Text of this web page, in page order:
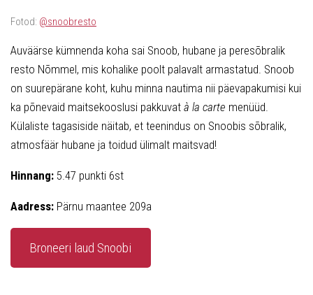
Fotod: @snoobresto
Auväärse kümnenda koha sai Snoob, hubane ja peresõbralik
resto Nõmmel, mis kohalike poolt palavalt armastatud. Snoob
on suurepärane koht, kuhu minna nautima nii päevapakumisi kui
ka põnevaid maitsekooslusi pakkuvat à la carte menüüd.
Külaliste tagasiside näitab, et teenindus on Snoobis sõbralik,
atmosfäär hubane ja toidud ülimalt maitsvad!
Hinnang: 5.47 punkti 6st
Aadress: Pärnu maantee 209a
Broneeri laud Snoobi